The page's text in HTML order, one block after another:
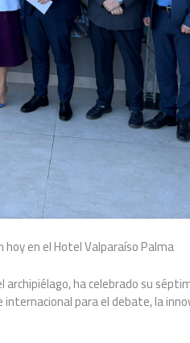
en el Hotel Valparaíso Palma
ha celebrado su
para el debate, la